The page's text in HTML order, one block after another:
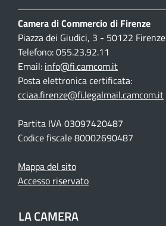
Camera di Commercio di Firenze
Piazza dei Giudici, 3 - 50122 Firenze
Telefono: 055.23.92.11
Email: info@fi.camcom.it
Posta elettronica certificata:
cciaa.firenze@fi.legalmail.camcom.it
Partita IVA 03097420487
Codice fiscale 80002690487
Mappa del sito
Accesso riservato
LA CAMERA